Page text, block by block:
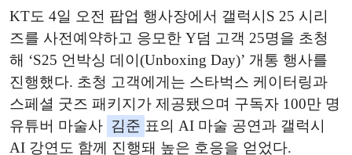
KT도 4일 오전 팝업 행사장에서 갤럭시S 25 시리
즈를 사전예약하고 응모한 Y덤 고객 25명을 초청
해 ‘S25 언박싱 데이(Unboxing Day)’ 개통 행사를
진행했다. 초청 고객에게는 스타벅스 케이터링과
스페셜 굿즈 패키지가 제공됐으며 구독자 100만 명
유튜버 마술사 김준 표의 AI 마술 공연과 갤럭시
AI 강연도 함께 진행돼 높은 호응을 얻었다.